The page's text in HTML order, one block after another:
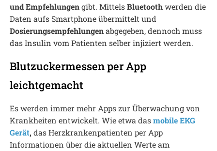
und Empfehlungengibt. MittelsBluetoothwerden die
Daten aufs Smartphone übermittelt und
Dosierungsempfehlungenabgegeben, dennoch muss
das Insulin vom Patienten selber injiziert werden.
Blutzuckermessen per App
leichtgemacht
Es werden immer mehr Apps zur Überwachung von
Krankheiten entwickelt. Wie etwa dasmobile EKG
Gerät, das Herzkrankenpatienten per App
Informationen über die aktuellen Werte am